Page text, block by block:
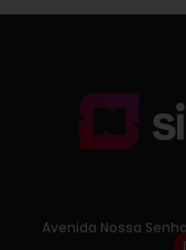
Avenida Nossa